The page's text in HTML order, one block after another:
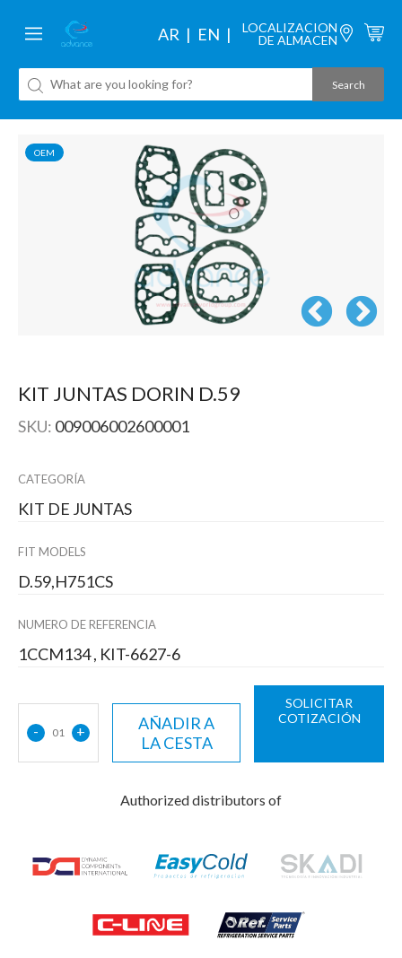
AR EN
LOCALIZACION
DE ALMACEN
OEM
KIT JUNTAS DORIN D.59
SKU: 009006002600001
CATEGORÍA
KIT DE JUNTAS
FIT MODELS
D.59,H751CS
NUMERO DE REFERENCIA
1CCM134 , KIT-6627-6
- 01 +
AÑADIR A
LA CESTA
SOLICITAR
COTIZACIÓN
Authorized distributors of